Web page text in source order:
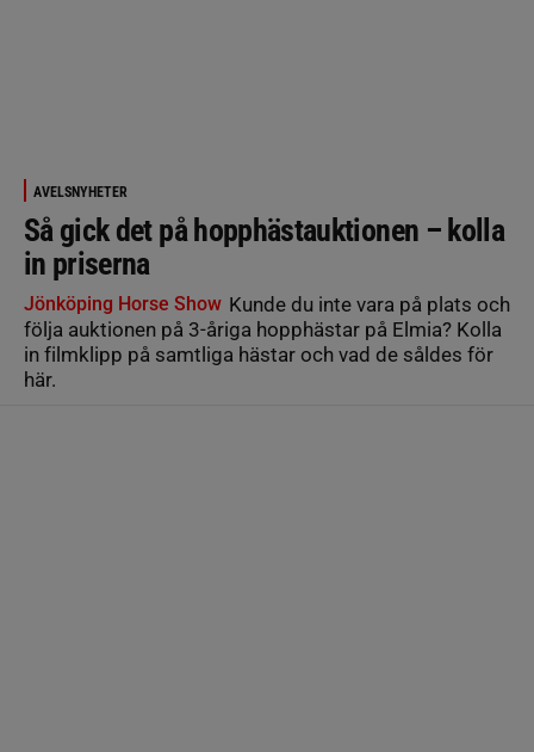
AVELSNYHETER
Så gick det på hopphästauktionen – kolla
in priserna
Jönköping Horse Show Kunde du inte vara på plats och
följa auktionen på 3-åriga hopphästar på Elmia? Kolla
in filmklipp på samtliga hästar och vad de såldes för
här.